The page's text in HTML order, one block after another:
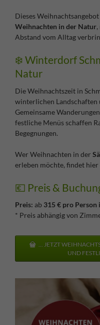
Dieses
Weihnachten in der Natur
Abstand vom Alltag
❄️ Winterdorf
Natur
Die Weihnachtszeit in
winterlichen Landschaften
Gemeinsame
festliche Menüs schaffen
Begegnungen.
Wer Weihnachten in der
erleben möchte, findet hier
💶 Preis &
Preis: ab 315 € pro
* Preis abhängig von
... JETZT
UND